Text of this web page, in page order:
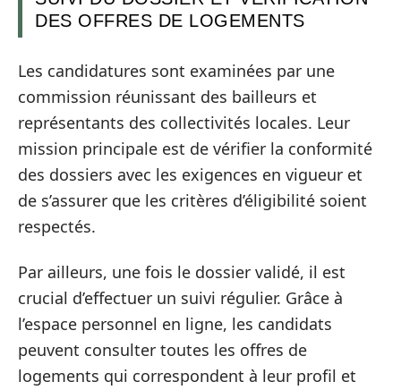
DES OFFRES DE LOGEMENTS
Les candidatures sont examinées par une
commission réunissant des bailleurs et
représentants des collectivités locales. Leur
mission principale est de vérifier la conformité
des dossiers avec les exigences en vigueur et
de s’assurer que les critères d’éligibilité soient
respectés.
Par ailleurs, une fois le dossier validé, il est
crucial d’effectuer un suivi régulier. Grâce à
l’espace personnel en ligne, les candidats
peuvent consulter toutes les offres de
logements qui correspondent à leur profil et